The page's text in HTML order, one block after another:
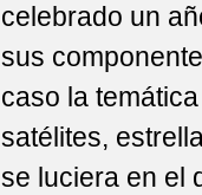
celebrado un
sus
caso la
satélites,
se luciera en el